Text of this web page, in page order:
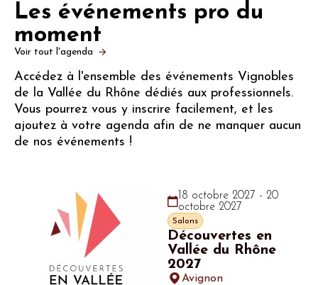
Les événements pro du
moment
Voir tout l'agenda
Accédez à l'ensemble des événements Vignobles
de la Vallée du Rhône dédiés aux professionnels.
Vous pourrez vous y inscrire facilement, et les
ajoutez à votre agenda afin de ne manquer aucun
de nos événements !
18 octobre 2027 - 20
octobre 2027
Salons
Découvertes en
Vallée du Rhône
2027
Avignon